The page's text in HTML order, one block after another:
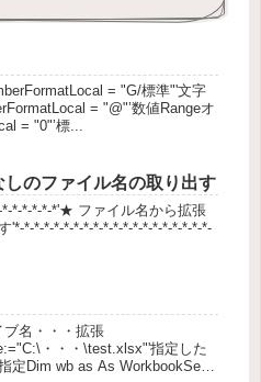
= "G/標準"'文字
= "@"’数値Rangeオ
= "0"’標...
のファイル名の取り出す
*-*-*-*-*-*'★ ファイル名から拡張
'*-*-*-*-*-*-*-*-*-*-*-*-*-*-*-*-*-*-*-*-
名・・・拡張
・・・\test.xlsx"'指定した
定Dim wb as As WorkbookSet